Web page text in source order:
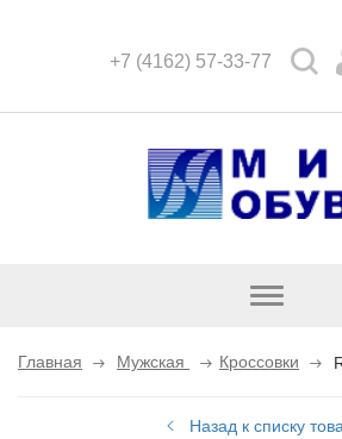
+7 (4162) 57-33-77
Открыть
Главная Мужская Кроссовки
Назад к списку